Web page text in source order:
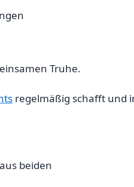
Truhe.
regelmäßig schafft und
beiden